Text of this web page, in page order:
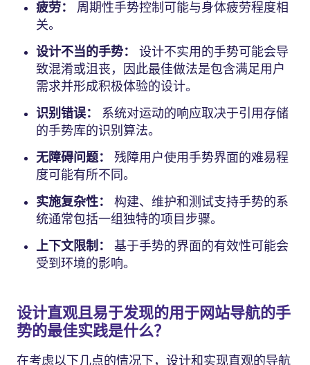
疲劳：
周期性手势控制可能与身体疲劳程度相
关。
设计不当的手势：
设计不实用的手势可能会导
致混淆或沮丧，因此最佳做法是包含满足用户
需求并形成积极体验的设计。
识别错误：
系统对运动的响应取决于引用存储
的手势库的识别算法。
无障碍问题：
残障用户使用手势界面的难易程
度可能有所不同。
实施复杂性：
构建、维护和测试支持手势的系
统通常包括一组独特的项目步骤。
上下文限制：
基于手势的界面的有效性可能会
受到环境的影响。
设计直观且易于发现的用于网站导航的手
势的最佳实践是什么？
在考虑以下几点的情况下，设计和实现直观的导航